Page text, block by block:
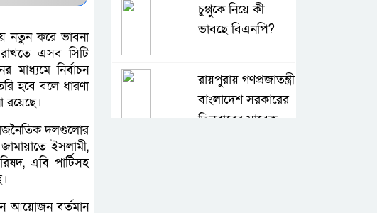
করে ভাবনা
এসব সিটি
নির্বাচন
হবে বলে ধারণা
রয়েছে।
দলগুলোর
ইসলামী,
এবি পার্টিসহ
আয়োজন বর্তমান
চুপ্পুকে নিয়ে কী
ভাবছে বিএনপি?
রায়পুরায় গণপ্রজাতন্ত্রী
বাংলাদেশ সরকারের
তিনবারের সাবেক